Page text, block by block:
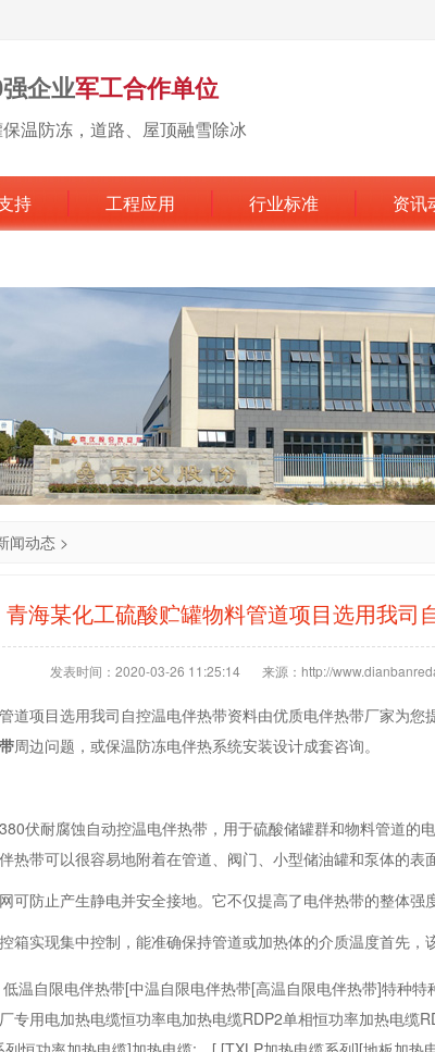
企业军工合作单位
温防冻，道路、屋顶融雪除冰
持 工程应用 行业标准 资讯
闻动态 >
青海某化工硫酸贮罐物料管道项目选用我司
发表时间：2020-03-26 11:25:14 来源：http://
道项目选用我司自控温电伴热带资料由优质电伴热带厂家为您
周边问题，或保温防冻电伴热系统安装设计成套咨询。
伏耐腐蚀自动控温电伴热带，用于硫酸储罐群和物料管道的
热带可以很容易地附着在管道、阀门、小型储油罐和泵体的表
可防止产生静电并安全接地。它不仅提高了电伴热带的整体强
箱实现集中控制，能准确保持管道或加热体的介质温度首先，
温自限电伴热带[中温自限电伴热带[高温自限电伴热带]特种
专用电加热电缆恒功率电加热电缆RDP2单相恒功率加热电缆